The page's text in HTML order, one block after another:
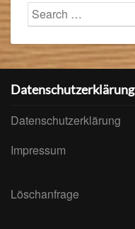
Search
for:
Datenschutzerklärung
Datenschutzerklärung
Impressum
Löschanfrage